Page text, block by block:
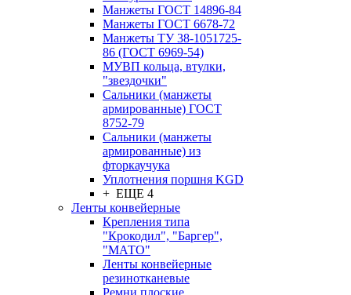
Манжеты ГОСТ 14896-84
Манжеты ГОСТ 6678-72
Манжеты ТУ 38-1051725-
86 (ГОСТ 6969-54)
МУВП кольца, втулки,
"звездочки"
Сальники (манжеты
армированные) ГОСТ
8752-79
Сальники (манжеты
армированные) из
фторкаучука
Уплотнения поршня KGD
+ ЕЩЕ 4
Ленты конвейерные
Крепления типа
"Крокодил", "Баргер",
"МАТО"
Ленты конвейерные
резинотканевые
Ремни плоские